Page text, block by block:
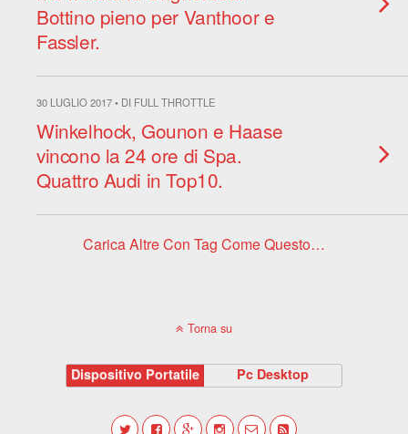
Bottino pieno per Vanthoor e
Fassler.
30 LUGLIO 2017 • DI FULL THROTTLE
Winkelhock, Gounon e Haase
vincono la 24 ore di Spa.
Quattro Audi in Top10.
Carica Altre Con Tag Come Questo…
Torna su
Dispositivo Portatile Pc Desktop